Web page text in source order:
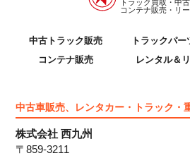
トラック買取・中古
コンテナ販売・リ
中古トラック販売 トラックパー
コンテナ販売
レンタル＆
中古車販売、レンタカー・トラック・
株式会社 西九州
〒859-3211